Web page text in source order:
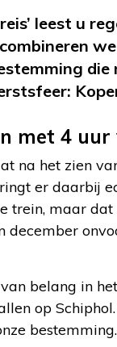
leest u
met 4
na het zien
er daarbij
trein, maar
december
belang in
op